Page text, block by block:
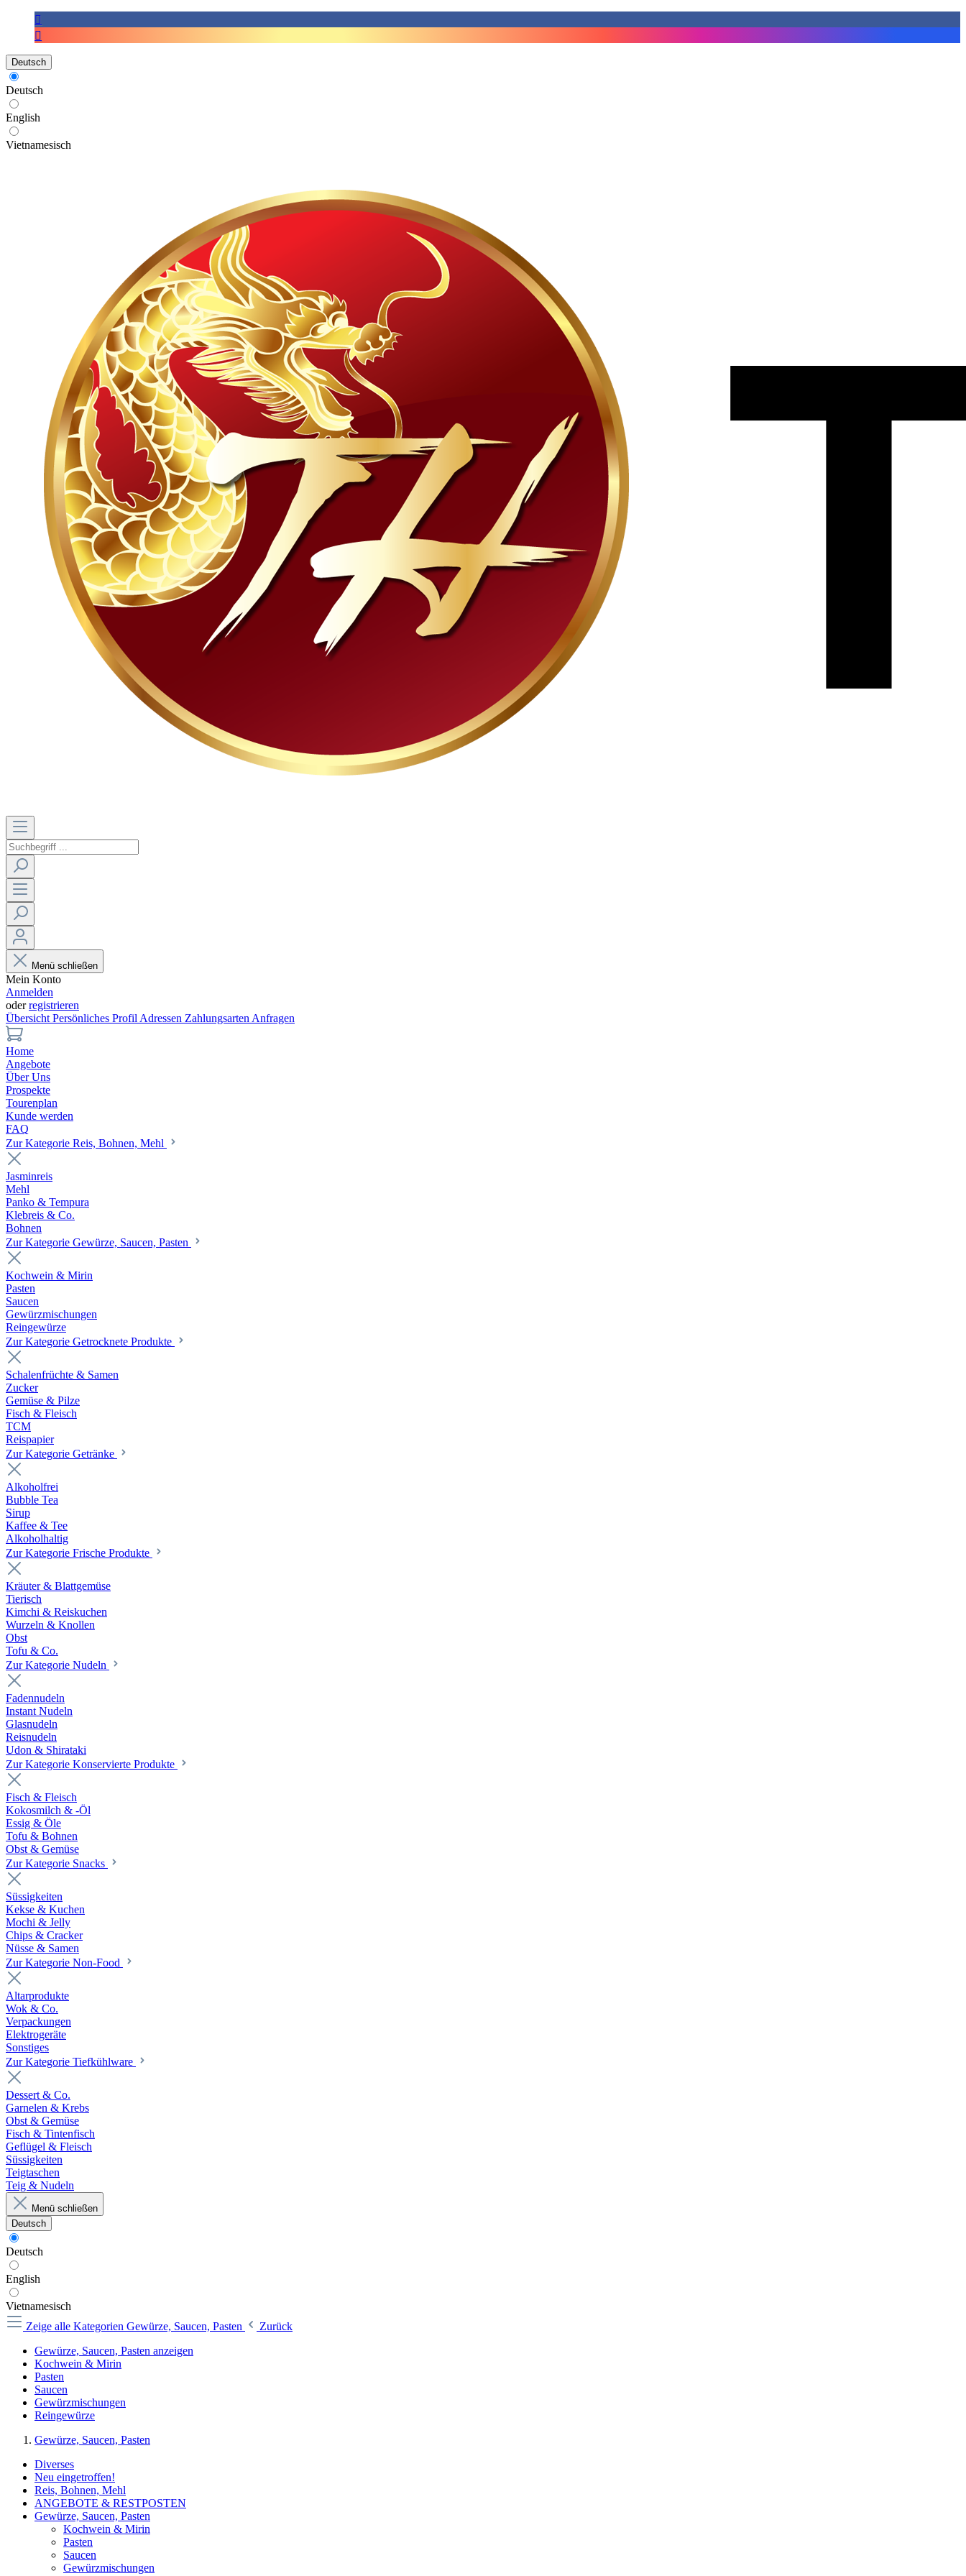
Deutsch
Deutsch
English
Vietnamesisch
Menü schließen
Mein Konto
Anmelden
oderregistrieren
Übersicht Persönliches Profil Adressen Zahlungsarten Anfragen
Home
Angebote
Über Uns
Prospekte
Tourenplan
Kunde werden
FAQ
Zur Kategorie Reis, Bohnen, Mehl
Jasminreis
Mehl
Panko & Tempura
Klebreis & Co.
Bohnen
Zur Kategorie Gewürze, Saucen, Pasten
Kochwein & Mirin
Pasten
Saucen
Gewürzmischungen
Reingewürze
Zur Kategorie Getrocknete Produkte
Schalenfrüchte & Samen
Zucker
Gemüse & Pilze
Fisch & Fleisch
TCM
Reispapier
Zur Kategorie Getränke
Alkoholfrei
Bubble Tea
Sirup
Kaffee & Tee
Alkoholhaltig
Zur Kategorie Frische Produkte
Kräuter & Blattgemüse
Tierisch
Kimchi & Reiskuchen
Wurzeln & Knollen
Obst
Tofu & Co.
Zur Kategorie Nudeln
Fadennudeln
Instant Nudeln
Glasnudeln
Reisnudeln
Udon & Shirataki
Zur Kategorie Konservierte Produkte
Fisch & Fleisch
Kokosmilch & -Öl
Essig & Öle
Tofu & Bohnen
Obst & Gemüse
Zur Kategorie Snacks
Süssigkeiten
Kekse & Kuchen
Mochi & Jelly
Chips & Cracker
Nüsse & Samen
Zur Kategorie Non-Food
Altarprodukte
Wok & Co.
Verpackungen
Elektrogeräte
Sonstiges
Zur Kategorie Tiefkühlware
Dessert & Co.
Garnelen & Krebs
Obst & Gemüse
Fisch & Tintenfisch
Geflügel & Fleisch
Süssigkeiten
Teigtaschen
Teig & Nudeln
Menü schließen
Deutsch
Deutsch
English
Vietnamesisch
Zeige alle Kategorien Gewürze, Saucen, Pasten
Zurück
Gewürze, Saucen, Pasten anzeigen
Kochwein & Mirin
Pasten
Saucen
Gewürzmischungen
Reingewürze
Gewürze, Saucen, Pasten
Diverses
Neu eingetroffen!
Reis, Bohnen, Mehl
ANGEBOTE & RESTPOSTEN
Gewürze, Saucen, Pasten
Kochwein & Mirin
Pasten
Saucen
Gewürzmischungen